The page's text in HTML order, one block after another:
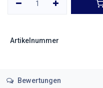
Artikelnummer
Bewertungen